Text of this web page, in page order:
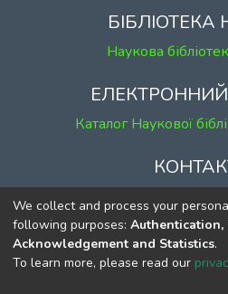
Наукова
Каталог Наукової
м. Київ, вул.
к. 1, к.
тел. (044)
We collect and process your
following purposes: Authentication,
Acknowledgement and Statistics.
To learn more, please read our